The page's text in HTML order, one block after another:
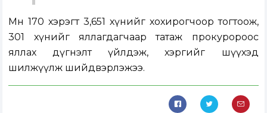
Мөн 170 хэрэгт 3,651 хүнийг хохирогчоор тогтоож,
301 хүнийг яллагдагчаар татаж прокуророос
яллах дүгнэлт үйлдэж, хэргийг шүүхэд
шилжүүлж шийдвэрлэжээ.